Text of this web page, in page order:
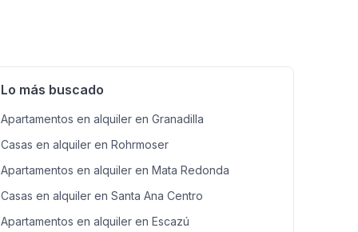
Lo más buscado
Apartamentos en alquiler en Granadilla
Casas en alquiler en Rohrmoser
Apartamentos en alquiler en Mata Redonda
Casas en alquiler en Santa Ana Centro
Apartamentos en alquiler en Escazú